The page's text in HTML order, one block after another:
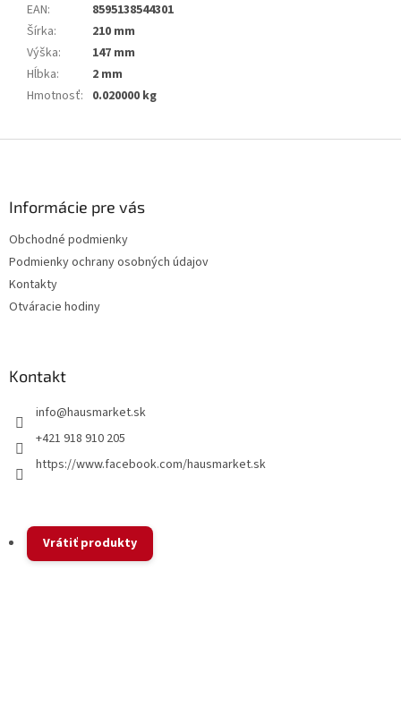
EAN:
8595138544301
Šírka:
210 mm
Výška:
147 mm
Hĺbka:
2 mm
Hmotnosť: 0.020000 kg
Informácie pre vás
Obchodné podmienky
Podmienky ochrany osobných údajov
Kontakty
Otváracie hodiny
Kontakt
info@hausmarket.sk
+421 918 910 205
https://www.facebook.com/hausmarket.sk
Vrátiť produkty